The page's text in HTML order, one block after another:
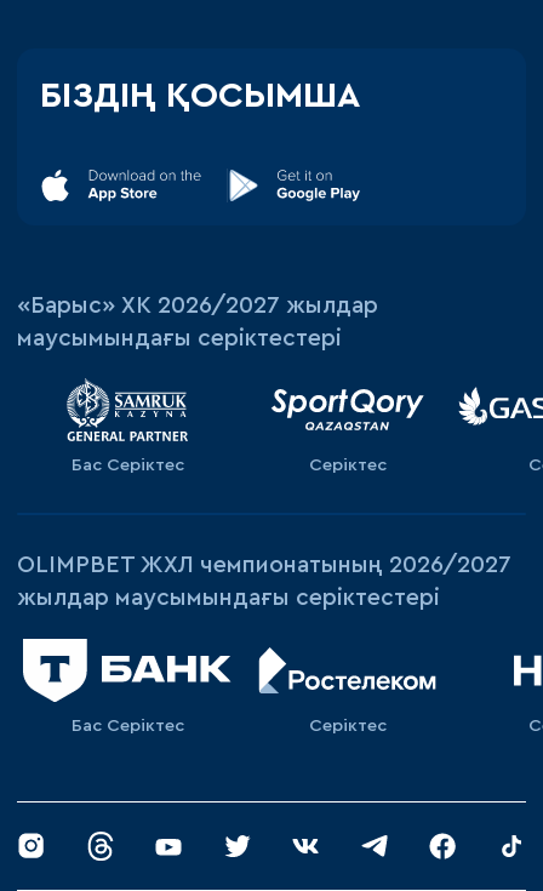
БІЗДІҢ ҚОСЫМША
«‎Барыс»‎ ХК 2026/2027 жылдар
маусымындағы серіктестері
Бас Серіктес Серіктес
OLIMPBET ЖХЛ чемпионатының 2026/2027
жылдар маусымындағы серіктестері
Бас Серіктес Cеріктес